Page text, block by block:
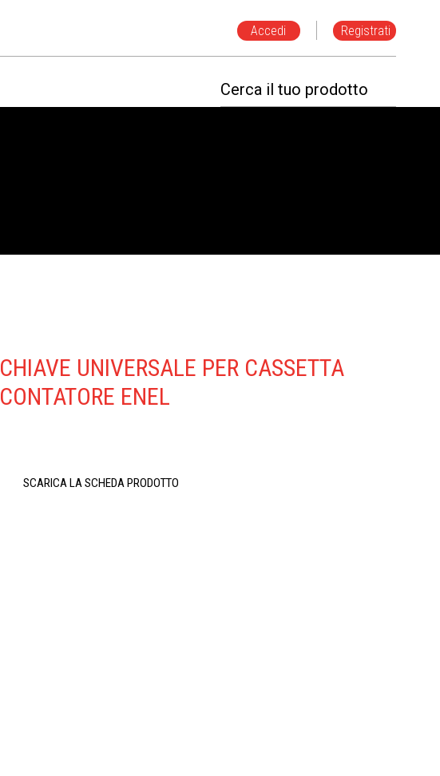
Registrati
Accedi
CHIAVE UNIVERSALE PER CASSETTA
CONTATORE ENEL
SCARICA LA SCHEDA PRODOTTO